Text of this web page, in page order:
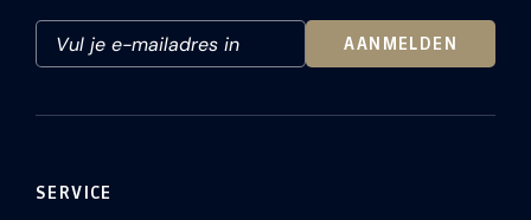
AANMELDEN
SERVICE